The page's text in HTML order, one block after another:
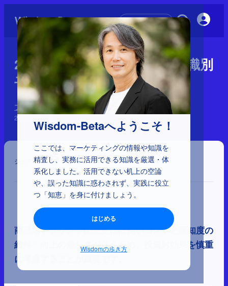
Wisdom-Betaへようこそ！
ここでは、マーケティングの情報や知識を
精査し、実務に活用できる知識を厳選・体
系化しました。活用できない机上の空論
や、誤った知識に惑わされず、実践に役立
つ「知恵」を身に付けましょう。
はじめる
Wisdomの歩き方
初めての方へ
2-5-20：既存顧客にとっての識別
子を変える際の留意点
ブランディングの誤解
2026年5月1日
シェア
商品名やブランドの変更には高いコストと認知度の
維持・向上の難しさが伴うため、投資対効果を慎重
に考慮することが重要です。